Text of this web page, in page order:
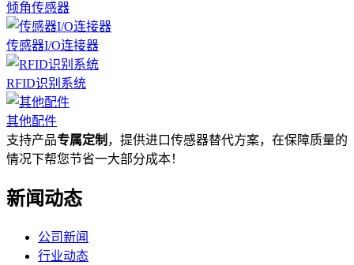
倾角传感器
传感器I/O连接器
RFID识别系统
其他配件
支持产品专属定制 ，提供进口传感器替代方案，在保障质量的
情况下帮您节省一大部分成本！
新闻动态
公司新闻
行业动态